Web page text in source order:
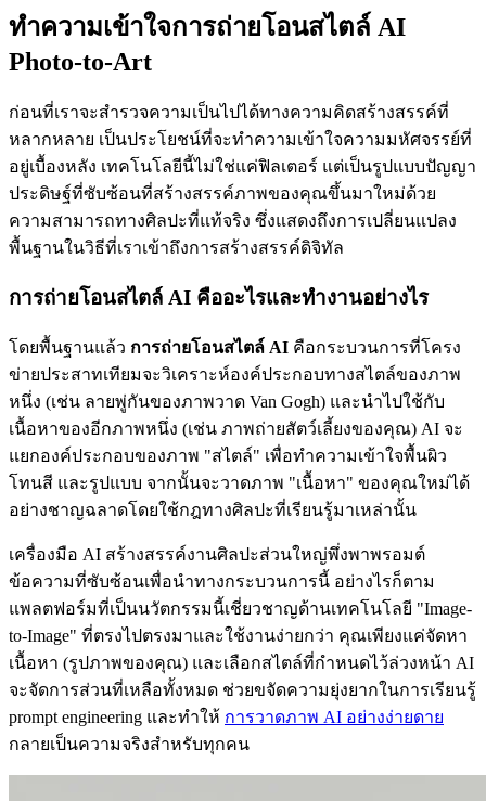
ทำความเข้าใจการถ่ายโอนสไตล์ AI
Photo-to-Art
ก่อนที่เราจะสำรวจความเป็นไปได้ทางความคิดสร้างสรรค์ที่
หลากหลาย เป็นประโยชน์ที่จะทำความเข้าใจความมหัศจรรย์ที่
อยู่เบื้องหลัง เทคโนโลยีนี้ไม่ใช่แค่ฟิลเตอร์ แต่เป็นรูปแบบปัญญา
ประดิษฐ์ที่ซับซ้อนที่สร้างสรรค์ภาพของคุณขึ้นมาใหม่ด้วย
ความสามารถทางศิลปะที่แท้จริง ซึ่งแสดงถึงการเปลี่ยนแปลง
พื้นฐานในวิธีที่เราเข้าถึงการสร้างสรรค์ดิจิทัล
การถ่ายโอนสไตล์ AI คืออะไรและทำงานอย่างไร
โดยพื้นฐานแล้ว การถ่ายโอนสไตล์ AI คือกระบวนการที่โครง
ข่ายประสาทเทียมจะวิเคราะห์องค์ประกอบทางสไตล์ของภาพ
หนึ่ง (เช่น ลายพู่กันของภาพวาด Van Gogh) และนำไปใช้กับ
เนื้อหาของอีกภาพหนึ่ง (เช่น ภาพถ่ายสัตว์เลี้ยงของคุณ) AI จะ
แยกองค์ประกอบของภาพ "สไตล์" เพื่อทำความเข้าใจพื้นผิว
โทนสี และรูปแบบ จากนั้นจะวาดภาพ "เนื้อหา" ของคุณใหม่ได้
อย่างชาญฉลาดโดยใช้กฎทางศิลปะที่เรียนรู้มาเหล่านั้น
เครื่องมือ AI สร้างสรรค์งานศิลปะส่วนใหญ่พึ่งพาพรอมต์
ข้อความที่ซับซ้อนเพื่อนำทางกระบวนการนี้ อย่างไรก็ตาม
แพลตฟอร์มที่เป็นนวัตกรรมนี้เชี่ยวชาญด้านเทคโนโลยี "Image-
to-Image" ที่ตรงไปตรงมาและใช้งานง่ายกว่า คุณเพียงแค่จัดหา
เนื้อหา (รูปภาพของคุณ) และเลือกสไตล์ที่กำหนดไว้ล่วงหน้า AI
จะจัดการส่วนที่เหลือทั้งหมด ช่วยขจัดความยุ่งยากในการเรียนรู้
prompt engineering และทำให้ การวาดภาพ AI อย่างง่ายดาย
กลายเป็นความจริงสำหรับทุกคน